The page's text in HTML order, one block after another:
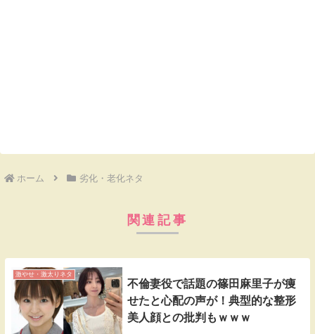
ホーム 劣化・老化ネタ
関連記事
激やせ・激太りネタ
不倫妻役で話題の篠田麻里子が痩
せたと心配の声が！典型的な整形
美人顔との批判もｗｗｗ